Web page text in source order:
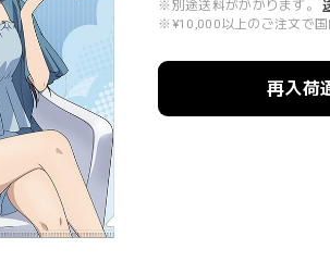
※別途送料がかかります。
※¥10,000以上のご注文で国
再入荷